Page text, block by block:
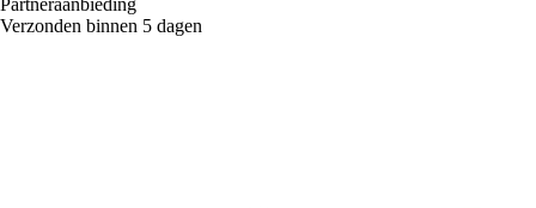
Partneraanbieding
Verzonden binnen 5 dagen